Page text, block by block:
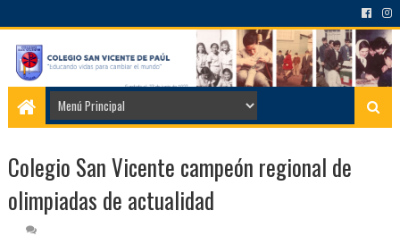
Colegio San Vicente campeón regional de
olimpiadas de actualidad